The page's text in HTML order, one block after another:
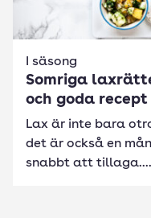
I säsong
Somriga
och goda
Lax är inte bara
det är också en
snabbt att tillaga....